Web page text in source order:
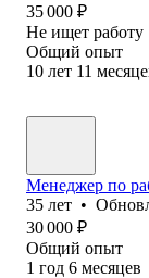
35 000 ₽
Не ищет работу
Общий опыт
10 лет 11
Менеджер по
35 лет •
30 000 ₽
Общий опыт
1 год 6 месяцев